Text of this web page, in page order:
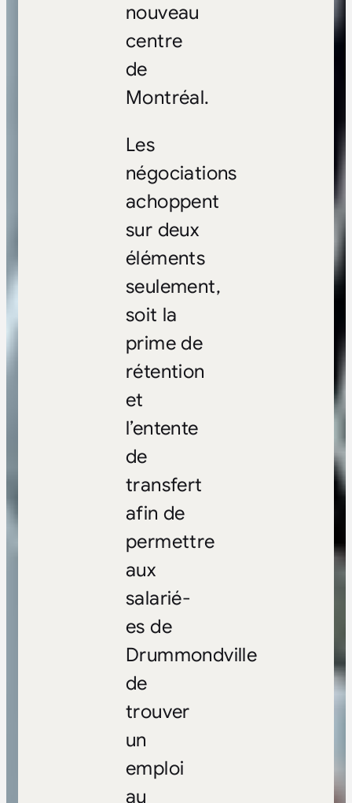
nouveau
centre
de
Montréal.
Les
négociations
achoppent
sur deux
éléments
seulement,
soit la
prime de
rétention
et
l’entente
de
transfert
afin de
permettre
aux
salarié-
es de
Drummondville
de
trouver
un
emploi
au